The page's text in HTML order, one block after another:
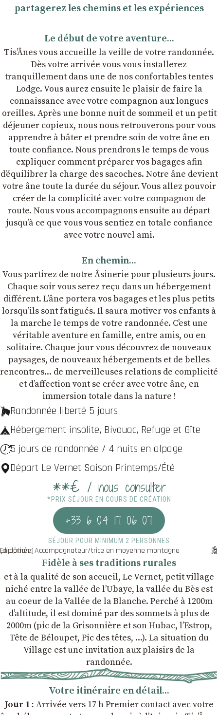
partagerez les chemins et les expériences
Le début de votre aventure...
Tis’Ânes vous accueille la veille de votre randonnée.
Dès votre arrivée vous vous installerez
tranquillement dans une de nos confortables tentes
Lodge. Vous aurez ensuite le plaisir de faire la
connaissance avec votre compagnon aux longues
oreilles. Après une bonne nuit de sommeil et un petit
déjeuner copieux, nous nous retrouverons pour vous
apprendre à bâter et prendre soin de votre âne en
toute confiance. Nous prendrons le temps de vous
expliquer comment préparer vos bagages afin
dʼéquilibrer la charge des sacoches. Notre âne devient
votre âne toute la durée du séjour. Vous allez pouvoir
créer de la complicité avec votre compagnon de
route. Nous vous accompagnons ensuite au départ
jusqu’à ce que vous vous sentiez en totale confiance
avec votre nouvel ami.
En chemin...
Vous partirez de notre Âsinerie pour plusieurs jours.
Chaque soir vous serez reçu dans un hébergement
différent. L’âne portera vos bagages et les plus petits
lorsqu’ils sont fatigués. Il saura motiver vos enfants à
la marche le temps de votre randonnée. C’est une
véritable aventure en famille, entre amis, ou en
solitaire. Chaque jour vous découvrez de nouveaux
paysages, de nouveaux hébergements et de belles
rencontres... de merveilleuses relations de complicité
et dʼaffection vont se créer avec votre âne, en
immersion totale dans la nature !
Randonnée liberté 5 jours
Hébergement insolite, Bivouac, Refuge et Gîte
5 jours de randonnée / 4 nuits en alpage
Départ Le Vernet Saison Printemps/Été
**€ / nous consulter
*PRIX SÉJOUR EN COURS DE CRÉATION
+33 6 04 17 06 07
SÉJOUR POUR MINIMUM 2 PERSONNES
En option : Accompagnateur/trice en moyenne montagne (diplômée)
Fidèle à ses traditions rurales
et à la qualité de son accueil, Le Vernet, petit village
niché entre la vallée de l’Ubaye, la vallée du Bès est
au coeur de la Vallée de la Blanche. Perché à 1200m
d’altitude, il est dominé par des sommets à plus de
2000m (pic de la Grisonnière et son Hubac, l’Estrop,
Tête de Béloupet, Pic des têtes, ...). La situation du
Village est une invitation aux plaisirs de la
randonnée.
Votre itinéraire en détail...
Jour 1 : Arrivée vers 17 h Premier contact avec votre